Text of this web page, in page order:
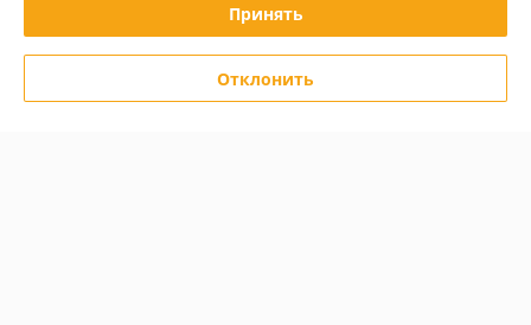
Политика обработки cookies
Принять
Отклонить